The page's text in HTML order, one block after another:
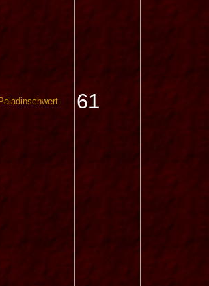
Paladinschwert 61